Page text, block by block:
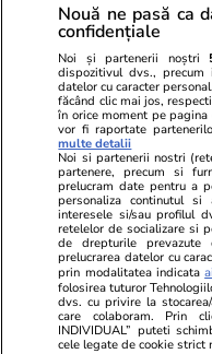
Peste 100 de
fiecare zi, în
Topul celor mai
Auto
Amendă de 350
permis pentru
ralanti dacă
Grecia
Nouă ne pasă ca
confidențiale
Noi și partenerii noștri
dispozitivul dvs., precum
datelor cu caracter
făcând clic mai jos,
în orice moment pe
vor fi raportate
multe detalii
Noi si partenerii nostri
partenere, precum si
prelucram date pentru a
personaliza continutul
interesele si/sau profilul
retelelor de socializare si
de drepturile
prelucrarea datelor cu
prin modalitatea indicata
folosirea tuturor
dvs. cu privire la
care colaboram. Prin
INDIVIDUAL” puteti
cele legate de cookie strict